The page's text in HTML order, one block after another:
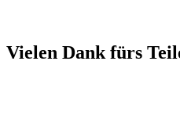
Vielen Dank fürs